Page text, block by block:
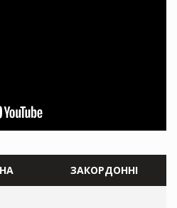
ЗАКОРДОННІ